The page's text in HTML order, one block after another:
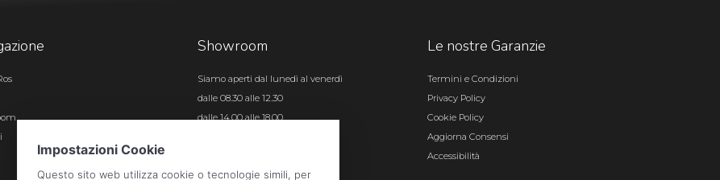
Showroom
Siamo aperti dal lunedì al venerdì
dalle 08.30 alle 12.30
dalle 14.00 alle 18.00
Le nostre Garanzie
Termini e Condizioni
Privacy Policy
Cookie Policy
Aggiorna Consensi
Accessibilità